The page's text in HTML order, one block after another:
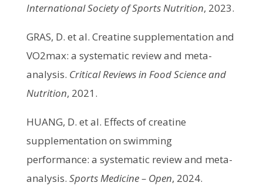
International Society of Sports Nutrition, 2023.
GRAS, D. et al. Creatine supplementation and
VO2max: a systematic review and meta-
analysis. Critical Reviews in Food Science and
Nutrition, 2021.
HUANG, D. et al. Effects of creatine
supplementation on swimming
performance: a systematic review and meta-
analysis. Sports Medicine – Open, 2024.